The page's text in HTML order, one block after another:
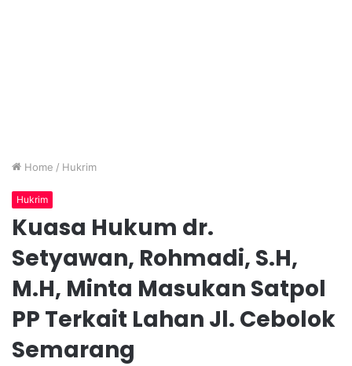
Home / Hukrim
Hukrim
Kuasa Hukum dr.
Setyawan, Rohmadi, S.H,
M.H, Minta Masukan Satpol
PP Terkait Lahan Jl. Cebolok
Semarang